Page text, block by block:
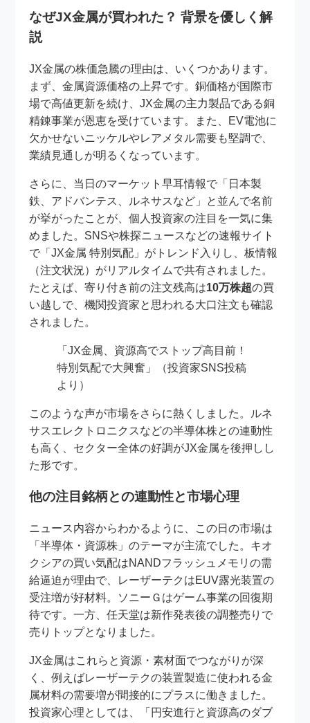
なぜJX金属が買われた？ 背景を優しく解
説
JX金属の株価急騰の理由は、いくつかあります。
まず、金属資源価格の上昇です。銅価格が国際市
場で高値更新を続け、JX金属の主力製品である銅
精錬事業が恩恵を受けています。また、EV電池に
欠かせないニッケルやレアメタル需要も堅調で、
業績見通しが明るくなっています。
さらに、当日のマーケット早耳情報で「日本製
鉄、アドバンテス、ルネサスなど」と並んで名前
が挙がったことが、個人投資家の注目を一気に集
めました。SNSや株探ニュースなどの速報サイト
で「JX金属 特別気配」がトレンド入りし、板情報
（注文状況）がリアルタイムで共有されました。
たとえば、寄り付き前の注文残高は10万株超の買
い越しで、機関投資家と思われる大口注文も確認
されました。
「JX金属、資源高でストップ高目前！
特別気配で大興奮」（投資家SNS投稿
より）
このような声が市場をさらに熱くしました。ルネ
サスエレクトロニクスなどの半導体株との連動性
も高く、セクター全体の好調がJX金属を後押しし
た形です。
他の注目銘柄との連動性と市場心理
ニュース内容からわかるように、この日の市場は
「半導体・資源株」のテーマが主流でした。キオ
クシアの買い気配はNANDフラッシュメモリの需
給逼迫が理由で、レーザーテクはEUV露光装置の
受注増が好材料。ソニーＧはゲーム事業の回復期
待です。一方、任天堂は新作発表後の調整売りで
売りトップとなりました。
JX金属はこれらと資源・素材面でつながりが深
く、例えばレーザーテクの装置製造に使われる金
属材料の需要増が間接的にプラスに働きました。
投資家心理としては、「円安進行と資源高のダブ